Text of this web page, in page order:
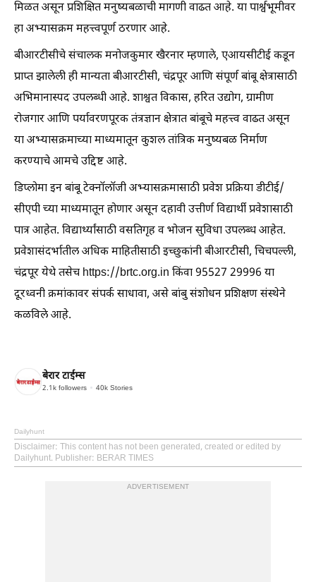
मिळत असून प्रशिक्षित मनुष्यबळाची मागणी वाढत आहे. या पार्श्वभूमीवर
हा अभ्यासक्रम महत्त्वपूर्ण ठरणार आहे.
बीआरटीसीचे संचालक मनोजकुमार खैरनार म्हणाले, एआयसीटीई कडून
प्राप्त झालेली ही मान्यता बीआरटीसी, चंद्रपूर आणि संपूर्ण बांबू क्षेत्रासाठी
अभिमानास्पद उपलब्धी आहे. शाश्वत विकास, हरित उद्योग, ग्रामीण
रोजगार आणि पर्यावरणपूरक तंत्रज्ञान क्षेत्रात बांबूचे महत्त्व वाढत असून
या अभ्यासक्रमाच्या माध्यमातून कुशल तांत्रिक मनुष्यबळ निर्माण
करण्याचे आमचे उद्दिष्ट आहे.
डिप्लोमा इन बांबू टेक्नॉलॉजी अभ्यासक्रमासाठी प्रवेश प्रक्रिया डीटीई/
सीएपी च्या माध्यमातून होणार असून दहावी उत्तीर्ण विद्यार्थी प्रवेशासाठी
पात्र आहेत. विद्यार्थ्यांसाठी वसतिगृह व भोजन सुविधा उपलब्ध आहेत.
प्रवेशासंदर्भातील अधिक माहितीसाठी इच्छुकांनी बीआरटीसी, चिचपल्ली,
चंद्रपूर येथे तसेच https://brtc.org.in किंवा 95527 29996 या
दूरध्वनी क्रमांकावर संपर्क साधावा, असे बांबु संशोधन प्रशिक्षण संस्थेने
कळविले आहे.
बेरार टाईम्स
2.1k followers 40k Stories
Dailyhunt
Disclaimer: This content has not been generated, created or edited by
Dailyhunt. Publisher: BERAR TIMES
ADVERTISEMENT